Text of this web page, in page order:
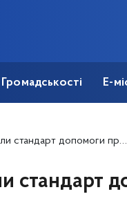
Громадськості Е-
допомоги при суїцидальній поведінці
стандарт